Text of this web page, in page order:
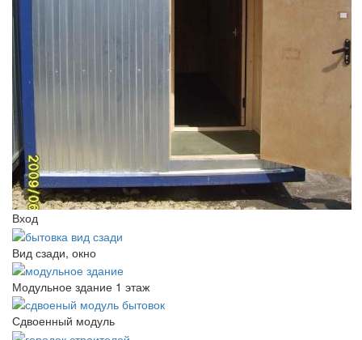
Вход
Вид сзади, окно
Модульное здание 1 этаж
Сдвоенный модуль